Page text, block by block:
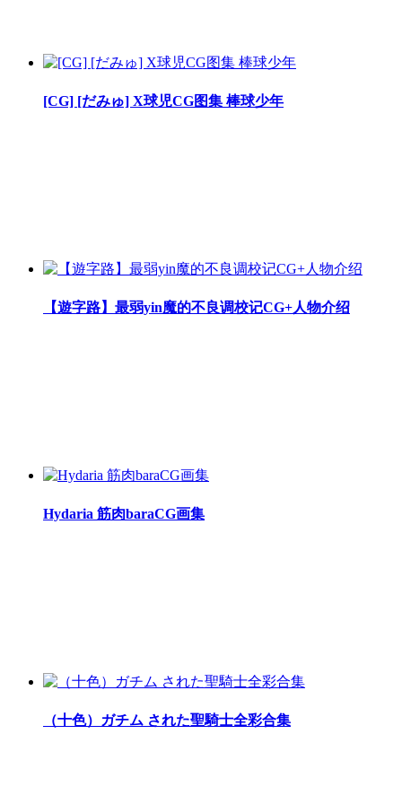
[CG] [だみゅ] X球児CG图集 棒球少年
【遊字路】最弱yin魔的不良调校记CG+人物介绍
Hydaria 筋肉baraCG画集
（十色）ガチム された聖騎士全彩合集